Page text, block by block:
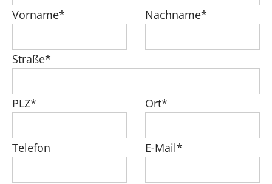
Vorname* Nachname*
Straße*
PLZ* Ort*
Telefon E-Mail*